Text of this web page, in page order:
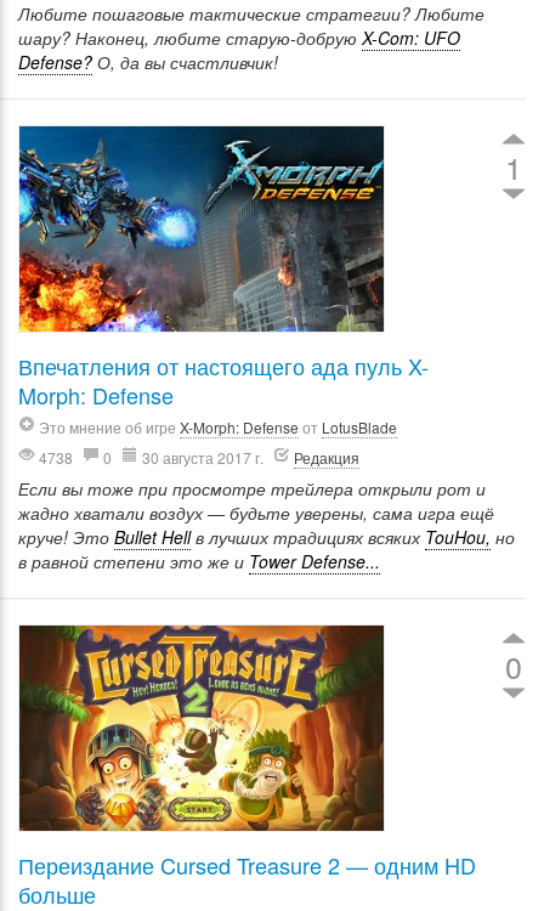
Любите пошаговые тактические стратегии? Любите
шару? Наконец, любите старую-добруюX-Com: UFO
Defense? О, да вы счастливчик!
1
Впечатления от настоящего ада пуль X-
Morph: Defense
Это мнение об игре X-Morph: Defense от LotusBlade
4738
0 30 августа 2017 г. Редакция
Если вы тоже при просмотре трейлера открыли рот и
жадно хватали воздух — будьте уверены, сама игра ещё
круче! Это Bullet Hellв лучших традициях всяких TouHou, но
в равной степени это же и Tower Defense...
0
Переиздание Cursed Treasure 2 — одним HD
больше